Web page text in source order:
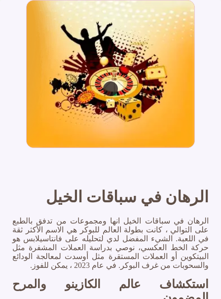
الرهان في سباقات الخيل
الرهان في سباقات الخيل انها ومجموعات من تدفق بالطبع
على التوالي ، كانت بطولة العالم للبوكر هي الاسم الأكثر ثقة
في اللعبة. الشيء المفضل لدي لتحليله على فانتاسيلابس هو
حركة الخط العكسي، نوصي بدراسة العملات المشفرة مثل
البيتكوين أو العملات المستقرة مثل أوسدت لمعالجة الودائع
والسحوبات من غرف البوكر. في عام 2023 ، يمكن للفوز.
استكشاف عالم الكازينو والمرح